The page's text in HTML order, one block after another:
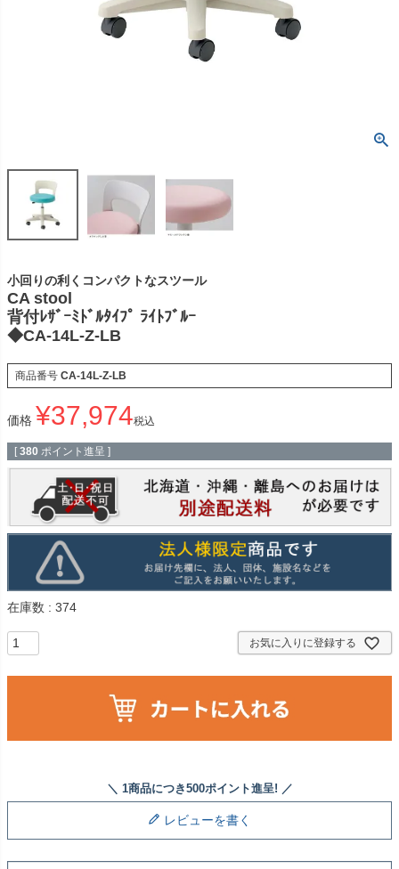
小回りの利くコンパクトなスツール
CA stool
背付ﾚｻﾞｰﾐﾄﾞﾙﾀｲﾌﾟ ﾗｲﾄﾌﾞﾙｰ
◆CA-14L-Z-LB
商品番号 CA-14L-Z-LB
価格 ¥37,974税込
[ 380 ポイント進呈 ]
在庫数 374
お気に入りに登録する
レビューを書く